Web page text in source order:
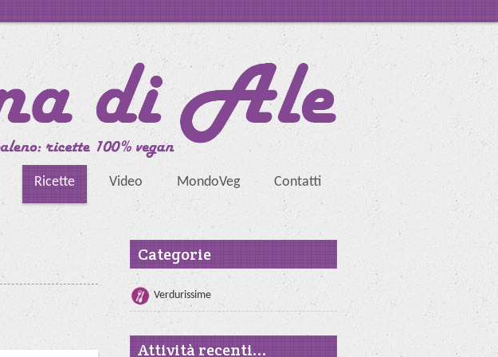
Ricette Video MondoVeg Contatti
Categorie
Verdurissime
Attività recenti...